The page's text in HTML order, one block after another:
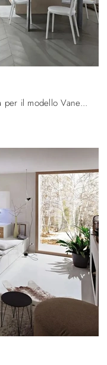
Tempo di attualizzare la cucina? Opta per il modello Vanessa 02 Ar-Tre tra le nostre Cucine Classiche con penisola.